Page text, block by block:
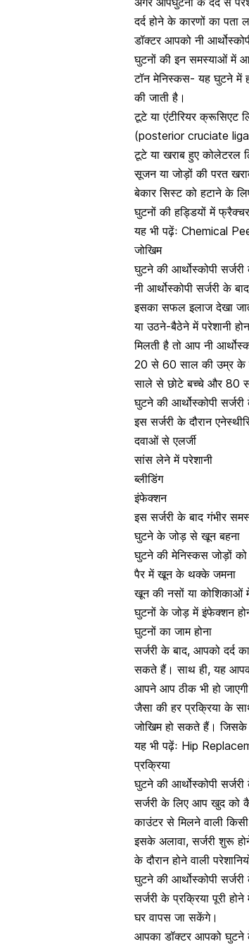
दर्द होने के कारणों का पता
डॉक्टर आपको नी
घुटनों की इन समस्याओं में
टॉन मेनिस्कस- यह घुटने में
की जाती है।
टूटे या एंटीरियर क्रूसिएट
(posterior cruciate
टूटे या खराब हुए कोलेटरल
सूजनया जोड़ों की परत
बेकार सिस्ट को हटाने के
घुटनों की हड्डियों में
यह भी पढ़ेंः Chemical
जोखिम
घुटने की आर्थोस्कोपी
नी आर्थोस्कोपी सर्जरी के
इसका सफल इलाज देखा
या उठने-बैठेने में परेशानी
मिलती है तो आप नी
20 से 60 साल की उम्र के
साले से छोटे बच्चे और 80
घुटने की आर्थोस्कोपी
इस सर्जरी के दौरान
दवाओं से एलर्जी
सांस लेने में परेशानी
ब्लीडिंग
इंफेक्शन
इस सर्जरी के बाद गंभीर
घुटने के जोड़ से खून बहना
घुटने की मेनिस्कस जोड़ों
पैर में खून के थक्के जमना
खून की नसों या कोशिकाओं
घुटनों केजोड़ में इंफेक्शन
घुटनों का जाम होना
सर्जरी के बाद, आपको दर्द
सकते हैं। साथ ही, यह
आपने आप ठीक भी हो
जैसा की हर प्रक्रिया के
जोखिम हो सकते हैं। जिसके
यह भी पढ़ेंः Hip
प्रक्रिया
घुटने की आर्थोस्कोपी
सर्जरी के लिए आप खुद को
काउंटर से मिलने वाली
इसके अलावा, सर्जरी शुरू
के दौरान होने वाली
घुटने की आर्थोस्कोपी सर्जरी
सर्जरी के प्रक्रिया पूरी
घर वापस जा सकेंगे।
आपका डॉक्टर आपको घुटने